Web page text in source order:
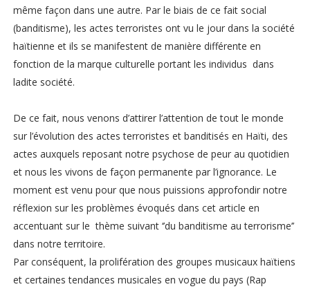
même façon dans une autre. Par le biais de ce fait social
(banditisme), les actes terroristes ont vu le jour dans la société
haïtienne et ils se manifestent de manière différente en
fonction de la marque culturelle portant les individus dans
ladite société.
De ce fait, nous venons d’attirer l’attention de tout le monde
sur l’évolution des actes terroristes et banditisés en Haïti, des
actes auxquels reposant notre psychose de peur au quotidien
et nous les vivons de façon permanente par l’ignorance. Le
moment est venu pour que nous puissions approfondir notre
réflexion sur les problèmes évoqués dans cet article en
accentuant sur le thème suivant ‘’du banditisme au terrorisme’’
dans notre territoire.
Par conséquent, la prolifération des groupes musicaux haïtiens
et certaines tendances musicales en vogue du pays (Rap